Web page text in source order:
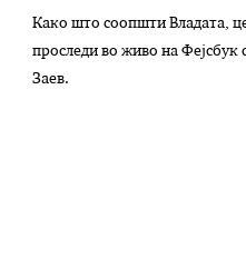
Како што соопшти Владата,
проследи во живо на Фејсбук
Заев.